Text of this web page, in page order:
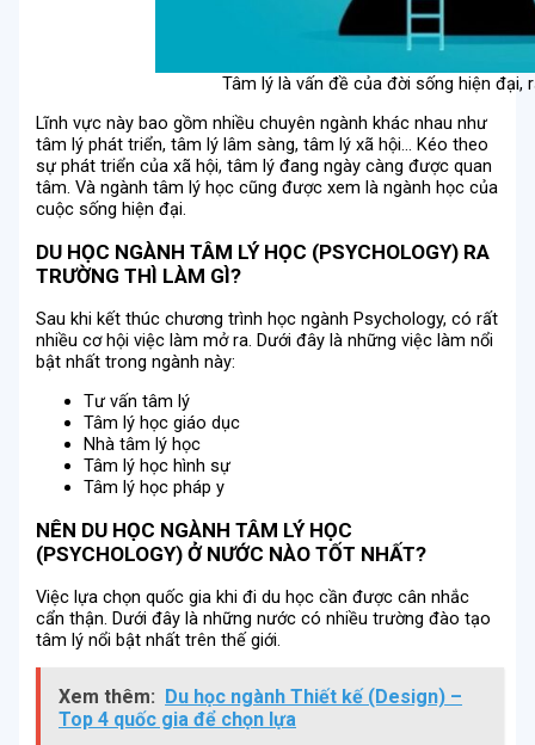
Tâm lý là vấn đề của đời sống hiện
Lĩnh vực này bao gồm nhiều chuyên ngành khác nhau như
tâm lý phát triển, tâm lý lâm sàng, tâm lý xã hội… Kéo theo
sự phát triển của xã hội, tâm lý đang ngày càng được quan
tâm. Và ngành tâm lý học cũng được xem là ngành học của
cuộc sống hiện đại.
DU HỌC NGÀNH TÂM LÝ HỌC (PSYCHOLOGY) RA
TRƯỜNG THÌ LÀM GÌ?
Sau khi kết thúc chương trình học ngành Psychology, có rất
nhiều cơ hội việc làm mở ra. Dưới đây là những việc làm nổi
bật nhất trong ngành này:
Tư vấn tâm lý
Tâm lý học giáo dục
Nhà tâm lý học
Tâm lý học hình sự
Tâm lý học pháp y
NÊN DU HỌC NGÀNH TÂM LÝ HỌC
(PSYCHOLOGY) Ở NƯỚC NÀO TỐT NHẤT?
Việc lựa chọn quốc gia khi đi du học cần được cân nhắc
cẩn thận. Dưới đây là những nước có nhiều trường đào tạo
tâm lý nổi bật nhất trên thế giới.
Xem thêm: Du học ngành Thiết kế (Design) –
Top 4 quốc gia để chọn lựa